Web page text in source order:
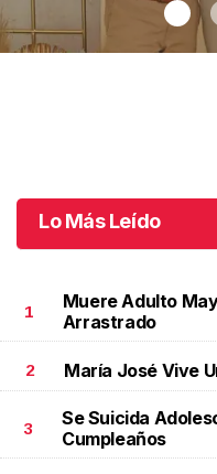
Lo Más Leído
1
Muere Adulto
Arrastrado
2 María José Vive
3
Se Suicida
Cumpleaños